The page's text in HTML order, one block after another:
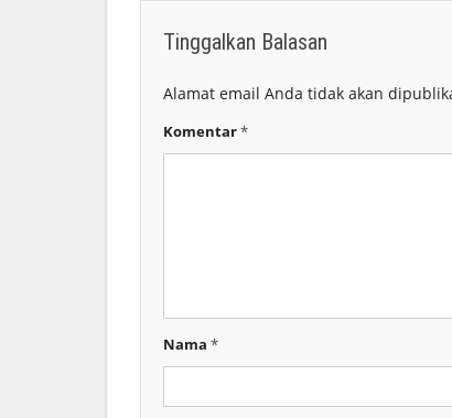
Tinggalkan Balasan
Alamat email Anda tidak akan
Komentar*
Nama *